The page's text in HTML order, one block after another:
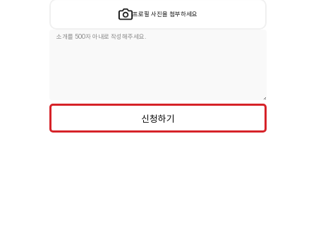
프로필 사진을 첨부하세요
신청하기